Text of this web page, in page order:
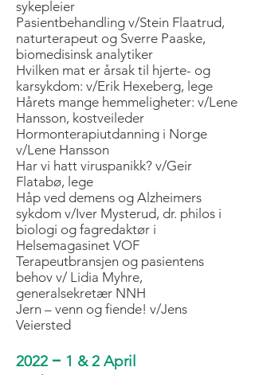
sykepleier
Pasientbehandling v/Stein Flaatrud,
naturterapeut og Sverre Paaske,
biomedisinsk analytiker
Hvilken mat er årsak til hjerte- og
karsykdom: v/Erik Hexeberg, lege
Hårets mange hemmeligheter: v/Lene
Hansson, kostveileder
Hormonterapiutdanning i Norge
v/Lene Hansson
Har vi hatt viruspanikk? v/Geir
Flatabø, lege
Håp ved demens og Alzheimers
sykdom v/Iver Mysterud, dr. philos i
biologi og fagredaktør i
Helsemagasinet VOF
Terapeutbransjen og pasientens
behov v/ Lidia Myhre,
generalsekretær NNH
Jern – venn og fiende! v/Jens
Veiersted
2022 – 1 & 2 April